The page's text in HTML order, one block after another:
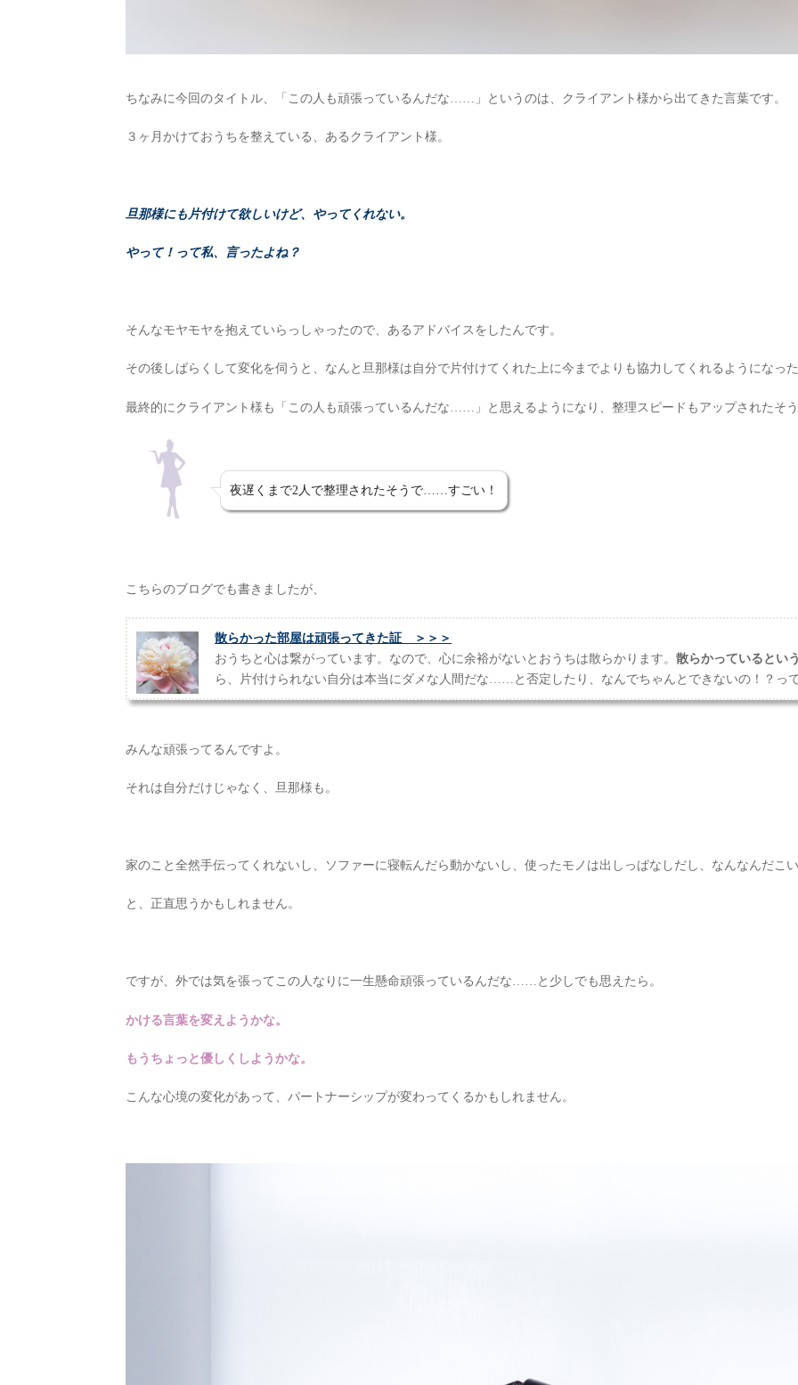
ちなみに今回のタイトル、「この人も頑張っているんだな……」というのは、クライアント様から出てきた言葉です。
３ヶ月かけておうちを整えている、あるクライアント様。
旦那様にも片付けて欲しいけど、やってくれない。
やって！って私、言ったよね？
そんなモヤモヤを抱えていらっしゃったので、あるアドバイスをしたんです。
その後しばらくして変化を伺うと、なんと旦那様は自分で片付けてくれた上に今までよりも協力してくれるようになった
最終的にクライアント様も「この人も頑張っているんだな……」と思えるようになり、整理スピードもアップされたそう
夜遅くまで2人で整理されたそうで……すごい！
こちらのブログでも書きましたが、
散らかった部屋は頑張ってきた証 ＞＞＞
おうちと心は繋がっています。なので、心に余裕がないとおうちは散らかります。散らかっているとい
ら、片付けられない自分は本当にダメな人間だな……と否定したり、なんでちゃんとできないの！？っ
みんな頑張ってるんですよ。
それは自分だけじゃなく、旦那様も。
家のこと全然手伝ってくれないし、ソファーに寝転んだら動かないし、使ったモノは出しっぱなしだし、なんなんだこい
と、正直思うかもしれません。
ですが、外では気を張ってこの人なりに一生懸命頑張っているんだな……と少しでも思えたら。
かける言葉を変えようかな。
もうちょっと優しくしようかな。
こんな心境の変化があって、パートナーシップが変わってくるかもしれません。